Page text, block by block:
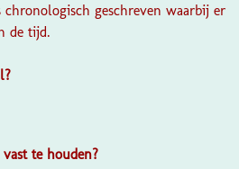
geschreven waarbij er
de tijd.
te houden?